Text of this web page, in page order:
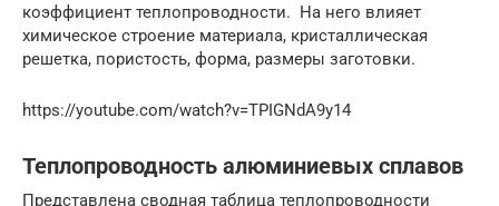
коэффициент теплопроводности. На него влияет
химическое строение материала, кристаллическая
решетка, пористость, форма, размеры заготовки.
https://youtube.com/watch?v=TPIGNdA9y14
Теплопроводность алюминиевых сплавов
Представлена сводная таблица теплопроводности